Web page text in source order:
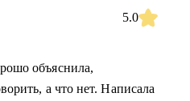
5.0
объяснила,
а что нет. Написала